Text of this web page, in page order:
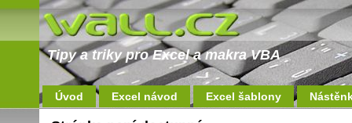
Tipy a triky pro Excel a makra VBA
Úvod Excel návod Excel šablony